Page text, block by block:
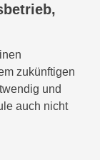
zukünftigen
und
auch nicht